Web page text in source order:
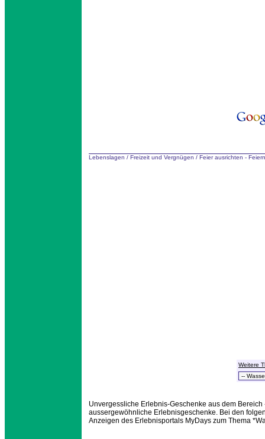
Lebenslagen / Freizeit und Vergnügen / Feier ausrichten - Feiern
Weitere
Unvergessliche Erlebnis-Geschenke aus dem
aussergewöhnliche Erlebnisgeschenke. Bei den
Anzeigen des Erlebnisportals MyDays zum Thema